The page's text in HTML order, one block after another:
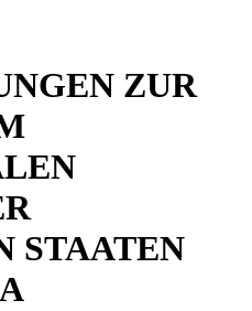
ZUR
STAATEN